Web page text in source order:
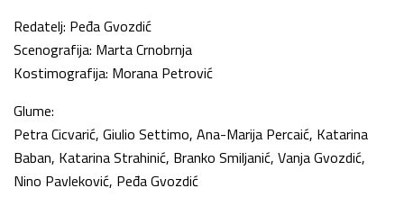
Redatelj: Peđa Gvozdić
Scenografija: Marta Crnobrnja
Kostimografija: Morana Petrović
Glume:
Petra Cicvarić, Giulio Settimo, Ana-Marija Percaić, Katarina
Baban, Katarina Strahinić, Branko Smiljanić, Vanja Gvozdić,
Nino Pavleković, Peđa Gvozdić